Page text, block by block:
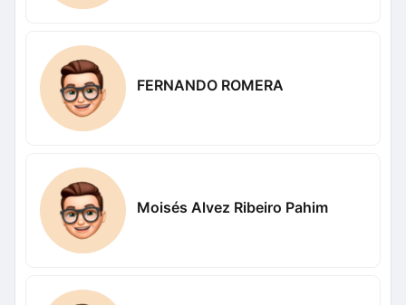
FERNANDO ROMERA
Moisés Alvez Ribeiro Pahim